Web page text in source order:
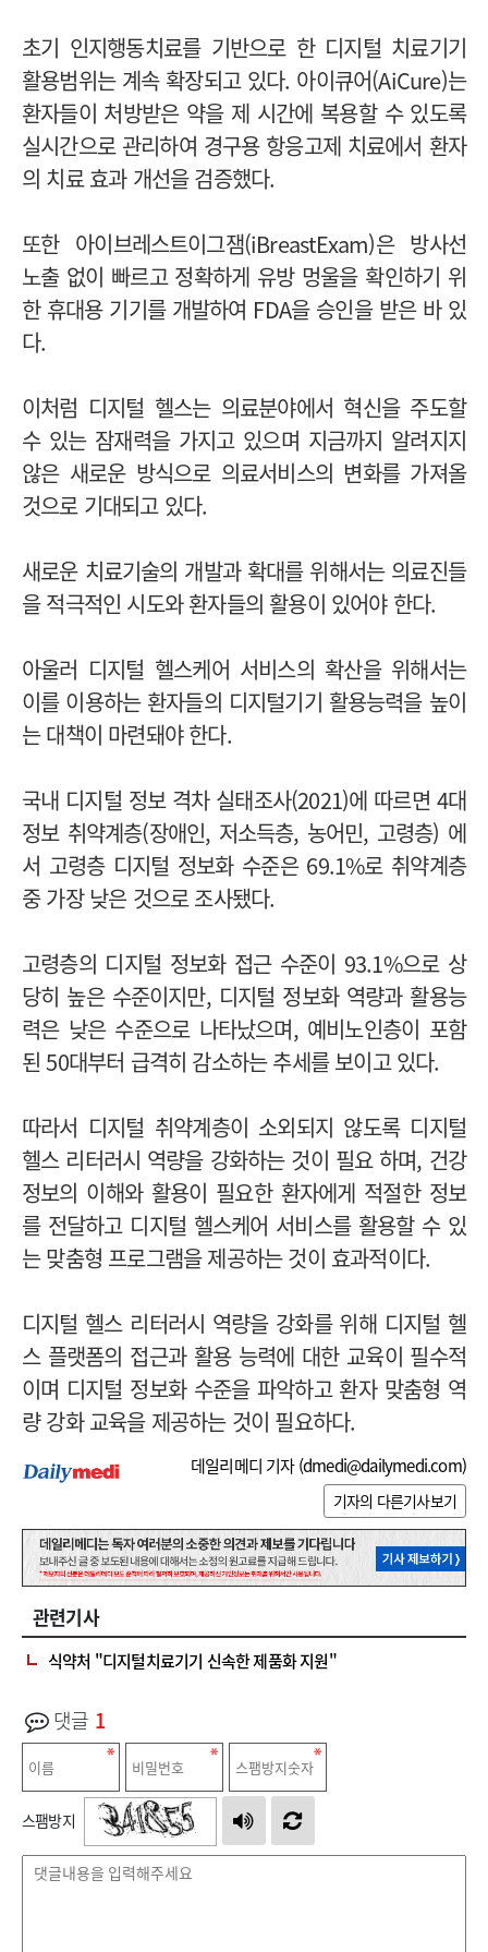
초기 인지행동치료를 기반으로 한 디지털 치료기기
활용범위는 계속 확장되고 있다. 아이큐어(AiCure)는
환자들이 처방받은 약을 제 시간에 복용할 수 있도록
실시간으로 관리하여 경구용 항응고제 치료에서 환자
의 치료 효과 개선을 검증했다.
또한 아이브레스트이그잼(iBreastExam)은 방사선
노출 없이 빠르고 정확하게 유방 멍울을 확인하기 위
한 휴대용 기기를 개발하여 FDA을 승인을 받은 바 있
다.
이처럼 디지털 헬스는 의료분야에서 혁신을 주도할
수 있는 잠재력을 가지고 있으며 지금까지 알려지지
않은 새로운 방식으로 의료서비스의 변화를 가져올
것으로 기대되고 있다.
새로운 치료기술의 개발과 확대를 위해서는 의료진들
을 적극적인 시도와 환자들의 활용이 있어야 한다.
아울러 디지털 헬스케어 서비스의 확산을 위해서는
이를 이용하는 환자들의 디지털기기 활용능력을 높이
는 대책이 마련돼야 한다.
국내 디지털 정보 격차 실태조사(2021)에 따르면 4대
정보 취약계층(장애인, 저소득층, 농어민, 고령층) 에
서 고령층 디지털 정보화 수준은 69.1%로 취약계층
중 가장 낮은 것으로 조사됐다.
고령층의 디지털 정보화 접근 수준이 93.1%으로 상
당히 높은 수준이지만, 디지털 정보화 역량과 활용능
력은 낮은 수준으로 나타났으며, 예비노인층이 포함
된 50대부터 급격히 감소하는 추세를 보이고 있다.
따라서 디지털 취약계층이 소외되지 않도록 디지털
헬스 리터러시 역량을 강화하는 것이 필요 하며, 건강
정보의 이해와 활용이 필요한 환자에게 적절한 정보
를 전달하고 디지털 헬스케어 서비스를 활용할 수 있
는 맞춤형 프로그램을 제공하는 것이 효과적이다.
디지털 헬스 리터러시 역량을 강화를 위해 디지털 헬
스 플랫폼의 접근과 활용 능력에 대한 교육이 필수적
이며 디지털 정보화 수준을 파악하고 환자 맞춤형 역
량 강화 교육을 제공하는 것이 필요하다.
데일리메디 기자 (dmedi@dailymedi.com)
기자의 다른기사보기
관련기사
식약처 "디지털치료기기 신속한 제품화 지원"
댓글 1
스팸방지